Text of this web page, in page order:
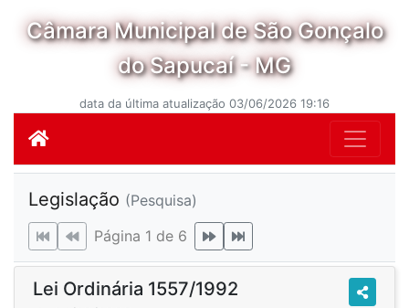
Câmara Municipal de São Gonçalo
do Sapucaí - MG
data da última atualização 03/06/2026 19:16
Legislação (Pesquisa)
Página 1 de 6
Lei Ordinária 1557/1992